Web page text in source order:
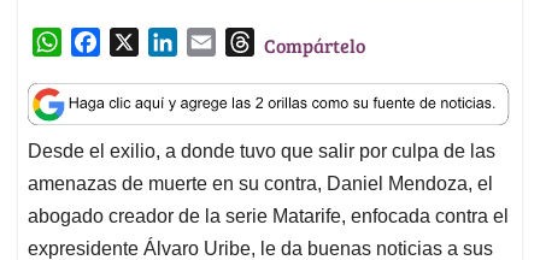
W
a
t
s
A
p
p
c
e
b
o
o
k
n
k
e
d
I
n
a
i
l
T
r
e
a
d
s
Compártelo
Desde el exilio, a donde tuvo que salir por culpa de las
amenazas de muerte en su contra, Daniel Mendoza, el
abogado creador de la serie Matarife, enfocada contra el
expresidente Álvaro Uribe, le da buenas noticias a sus